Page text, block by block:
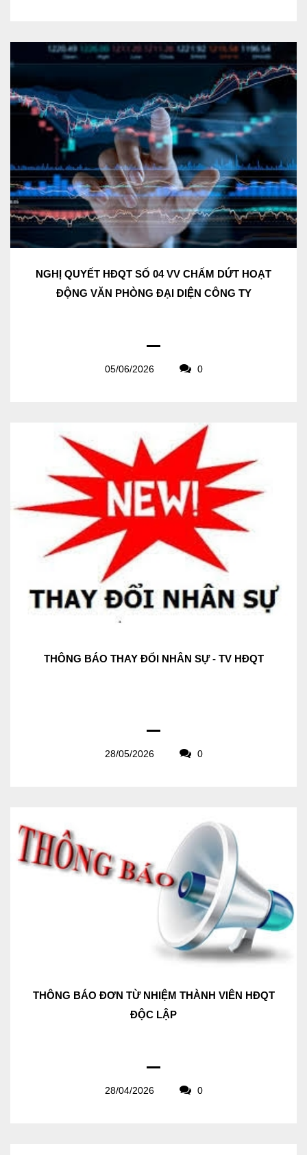
NGHỊ QUYẾT HĐQT SỐ 04 VV CHẤM DỨT HOẠT
ĐỘNG VĂN PHÒNG ĐẠI DIỆN CÔNG TY
05/06/2026 0
THÔNG BÁO THAY ĐỔI NHÂN SỰ - TV HĐQT
28/05/2026 0
THÔNG BÁO ĐƠN TỪ NHIỆM THÀNH VIÊN HĐQT
ĐỘC LẬP
28/04/2026 0